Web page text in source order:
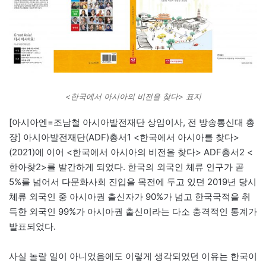
<한국에서 아시아의 비전을 찾다> 표지
[아시아엔=조남철 아시아발전재단 상임이사, 전 방송통신대 총
장] 아시아발전재단(ADF)총서1 <한국에서 아시아를 찾다>
(2021)에 이어 <한국에서 아시아의 비전을 찾다> ADF총서2 <
한아찾2>를 발간하게 되었다. 한국의 외국인 체류 인구가 곧
5%를 넘어서 다문화사회 진입을 목전에 두고 있던 2019년 당시
체류 외국인 중 아시아권 출신자가 90%가 넘고 한국국적을 취
득한 외국인 99%가 아시아권 출신이라는 다소 충격적인 통계가
발표되었다.
사실 놀랄 일이 아니었음에도 이렇게 생각되었던 이유는 한국이